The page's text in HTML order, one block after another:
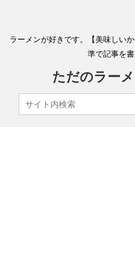
ラーメンが好きです。【美味しい
準で記事を
ただのラー